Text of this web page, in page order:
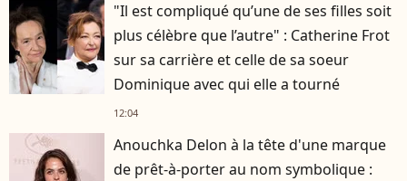
"Il est compliqué qu’une de ses filles soit
plus célèbre que l’autre" : Catherine Frot
sur sa carrière et celle de sa soeur
Dominique avec qui elle a tourné
12:04
Anouchka Delon à la tête d'une marque
de prêt-à-porter au nom symbolique :